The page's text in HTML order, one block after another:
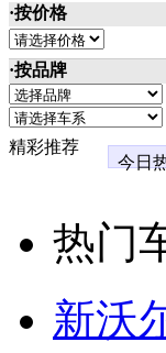
·按价格
·按品牌
精彩推荐
今日
热门
新沃